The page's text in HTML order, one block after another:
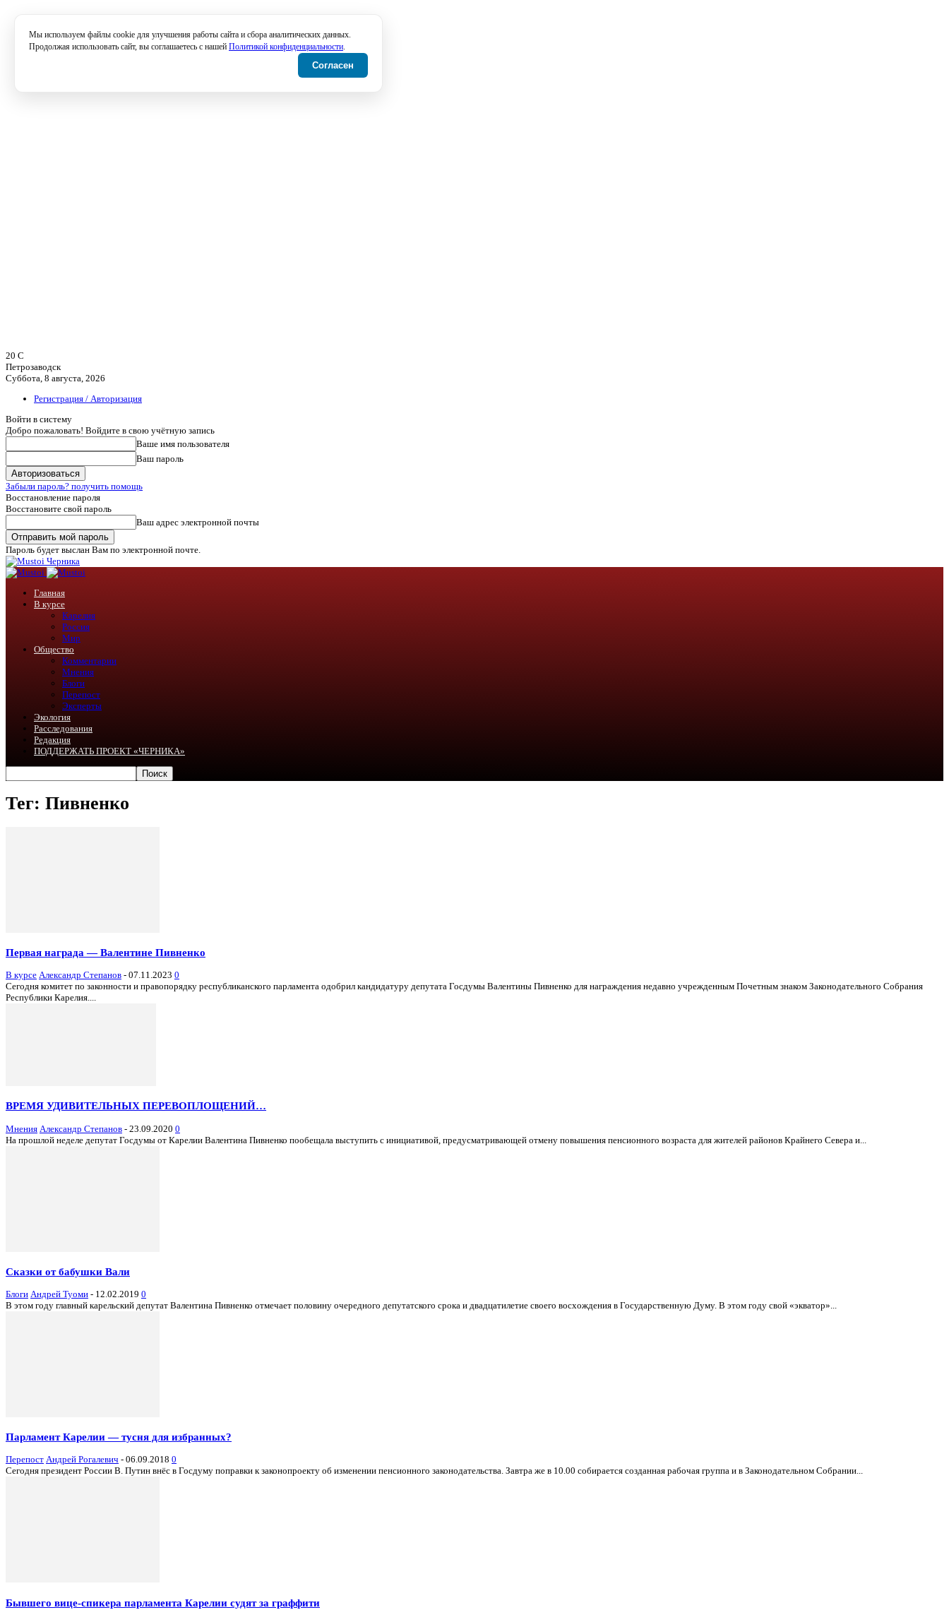
20 C
Петрозаводск
Суббота, 8 августа, 2026
Регистрация / Авторизация
Войти в систему
Добро пожаловать! Войдите в свою учётную запись
Ваше имя пользователя
Ваш пароль
Забыли пароль? получить помощь
Восстановление пароля
Восстановите свой пароль
Ваш адрес электронной почты
Пароль будет выслан Вам по электронной почте.
Черника
Главная
В курсе
Карелия
Россия
Мир
Общество
Комментарии
Мнения
Блоги
Перепост
Эксперты
Экология
Расследования
Редакция
ПОДДЕРЖАТЬ ПРОЕКТ «ЧЕРНИКА»
Тег: Пивненко
Первая награда — Валентине Пивненко
В курсе Александр Степанов - 07.11.2023 0
Сегодня комитет по законности и правопорядку республиканского парламента одобрил кандидатуру депутата Госдумы Валентины Пивненко для награждения недавно учрежденным Почетным знаком Законодательного Собрания
Республики Карелия....
ВРЕМЯ УДИВИТЕЛЬНЫХ ПЕРЕВОПЛОЩЕНИЙ…
Мнения Александр Степанов - 23.09.2020 0
На прошлой неделе депутат Госдумы от Карелии Валентина Пивненко пообещала выступить с инициативой, предусматривающей отмену повышения пенсионного возраста для жителей районов Крайнего Севера и...
Сказки от бабушки Вали
Блоги Андрей Туоми - 12.02.2019 0
В этом году главный карельский депутат Валентина Пивненко отмечает половину очередного депутатского срока и двадцатилетие своего восхождения в Государственную Думу. В этом году свой «экватор»...
Парламент Карелии — тусня для избранных?
Перепост Андрей Рогалевич - 06.09.2018 0
Сегодня президент России В. Путин внёс в Госдуму поправки к законопроекту об изменении пенсионного законодательства. Завтра же в 10.00 собирается созданная рабочая группа и в Законодательном Собрании...
Бывшего вице-спикера парламента Карелии судят за граффити
Мы используем файлы cookie для улучшения работы сайта и сбора аналитических данных.
Продолжая использовать сайт, вы соглашаетесь с нашей Политикой конфиденциальности.
Согласен